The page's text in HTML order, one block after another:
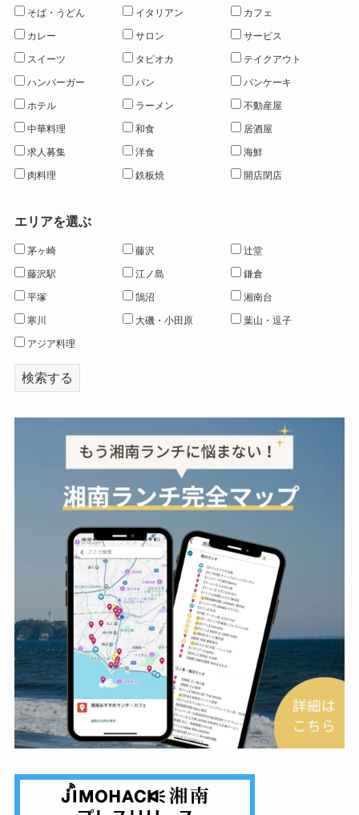
そば・うどん イタリアン カフェ
カレー サロン サービス
スイーツ タピオカ テイクアウト
ハンバーガー パン パンケーキ
ホテル ラーメン 不動産屋
中華料理 和食 居酒屋
求人募集 洋食 海鮮
肉料理 鉄板焼 開店閉店
エリアを選ぶ
茅ヶ崎 藤沢 辻堂
藤沢駅 江ノ島 鎌倉
平塚 鵠沼 湘南台
寒川 大磯・小田原 葉山・逗子
アジア料理